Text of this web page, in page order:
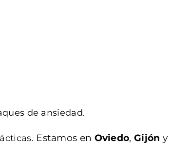
de ansiedad.
Estamos en Oviedo, Gijón y